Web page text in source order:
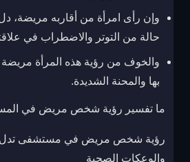
وإن رأى امرأة من أقاربه مريضة،
حالة من التوتر والاضطراب في
والخوف من رؤية هذه المرأة مريضة
بها والمحنة الشديدة.
ما تفسير رؤية شخص مريض في
رؤية شخص مريض في مستشفى تدل
والوعكات الصحية